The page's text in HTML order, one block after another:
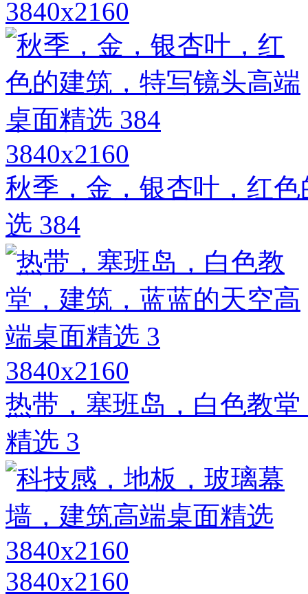
3840x2160
3840x2160
秋季，金，银杏叶，红
选 384
3840x2160
热带，塞班岛，白色教
精选 3
3840x2160